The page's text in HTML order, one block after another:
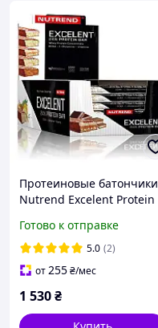
Протеиновые батончики
Nutrend Excelent Protein
Готово к отправке
5.0 (2)
от255₴/мес
1 530₴